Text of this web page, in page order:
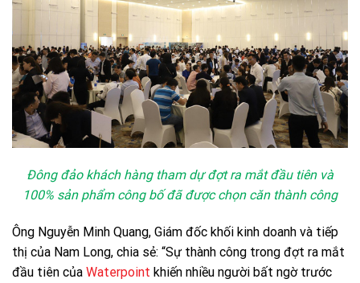
Đông đảo khách hàng tham dự đợt ra mắt đầu tiên và
100% sản phẩm công bố đã được chọn căn thành công
Ông Nguyễn Minh Quang, Giám đốc khối kinh doanh và tiếp
thị của Nam Long, chia sẻ: “Sự thành công trong đợt ra mắt
đầu tiên của Waterpoint khiến nhiều người bất ngờ trước